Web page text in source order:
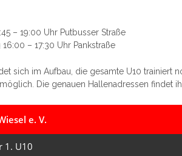
– 19:00 Uhr Putbusser Straße
– 17:30 Uhr Pankstraße
sich im Aufbau, die gesamte U10 trainiert
Die genauen Hallenadressen findet